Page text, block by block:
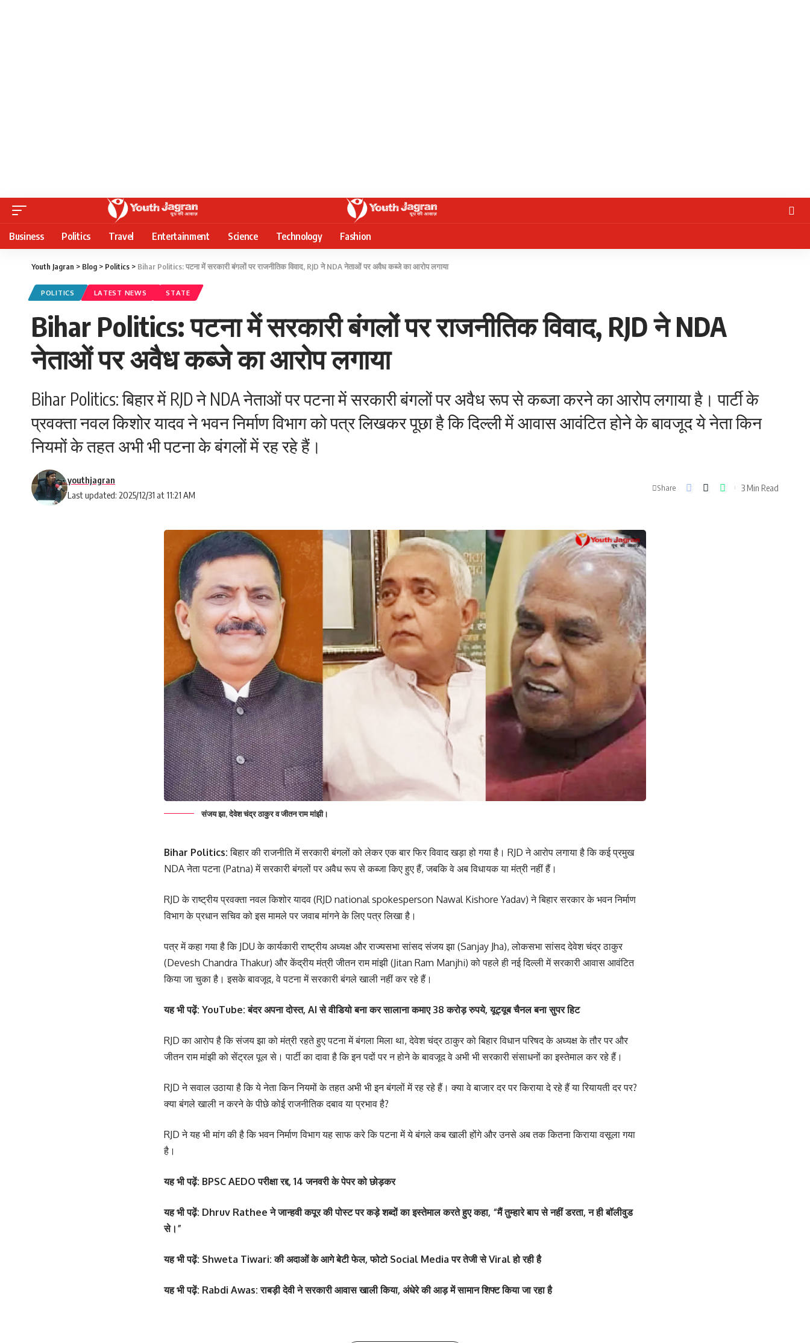
Business Politics Travel Entertainment Science Technology Fashion
Youth Jagran > Blog > Politics > Bihar Politics: पटना में सरकारी बंगलों पर राजनीतिक विवाद, RJD ने NDA नेताओं पर अवैध कब्जे का आरोप लगाया
POLITICS LATEST NEWS STATE
Bihar Politics: पटना में सरकारी बंगलों पर राजनीतिक विवाद, RJD ने NDA
नेताओं पर अवैध कब्जे का आरोप लगाया
Bihar Politics: बिहार में RJD ने NDA नेताओं पर पटना में सरकारी बंगलों पर अवैध रूप से कब्जा करने का आरोप लगाया है। पार्टी के
प्रवक्ता नवल किशोर यादव ने भवन निर्माण विभाग को पत्र लिखकर पूछा है कि दिल्ली में आवास आवंटित होने के बावजूद ये नेता किन
नियमों के तहत अभी भी पटना के बंगलों में रह रहे हैं।
Last updated: 2025/12/31 at 11:21 AM
youthjagran
Share 3 Min Read
संजय झा, देवेश चंद्र ठाकुर व जीतन राम मांझी।
Bihar Politics:बिहार की राजनीति में सरकारी बंगलों को लेकर एक बार फिर विवाद खड़ा हो गया है। RJD ने आरोप लगाया है कि कई प्रमुख
NDA नेता पटना (Patna) में सरकारी बंगलों पर अवैध रूप से कब्जा किए हुए हैं, जबकि वे अब विधायक या मंत्री नहीं हैं।
RJD के राष्ट्रीय प्रवक्ता नवल किशोर यादव (RJD national spokesperson Nawal Kishore Yadav) ने बिहार सरकार के भवन निर्माण
विभाग के प्रधान सचिव को इस मामले पर जवाब मांगने के लिए पत्र लिखा है।
पत्र में कहा गया है कि JDU के कार्यकारी राष्ट्रीय अध्यक्ष और राज्यसभा सांसद संजय झा (Sanjay Jha), लोकसभा सांसद देवेश चंद्र ठाकुर
(Devesh Chandra Thakur) और केंद्रीय मंत्री जीतन राम मांझी (Jitan Ram Manjhi) को पहले ही नई दिल्ली में सरकारी आवास आवंटित
किया जा चुका है। इसके बावजूद, वे पटना में सरकारी बंगले खाली नहीं कर रहे हैं।
यह भी पढ़ें: YouTube: बंदर अपना दोस्त, AI से वीडियो बना कर सालाना कमाए 38 करोड़ रुपये, यूट्यूब चैनल बना सुपर हिट
RJD का आरोप है कि संजय झा को मंत्री रहते हुए पटना में बंगला मिला था, देवेश चंद्र ठाकुर को बिहार विधान परिषद के अध्यक्ष के तौर पर और
जीतन राम मांझी को सेंट्रल पूल से। पार्टी का दावा है कि इन पदों पर न होने के बावजूद वे अभी भी सरकारी संसाधनों का इस्तेमाल कर रहे हैं।
RJD ने सवाल उठाया है कि ये नेता किन नियमों के तहत अभी भी इन बंगलों में रह रहे हैं। क्या वे बाजार दर पर किराया दे रहे हैं या रियायती दर पर?
क्या बंगले खाली न करने के पीछे कोई राजनीतिक दबाव या प्रभाव है?
RJD ने यह भी मांग की है कि भवन निर्माण विभाग यह साफ करे कि पटना में ये बंगले कब खाली होंगे और उनसे अब तक कितना किराया वसूला गया
है।
यह भी पढ़ें: BPSC AEDO परीक्षा रद्द, 14 जनवरी के पेपर को छोड़कर
यह भी पढ़ें: Dhruv Rathee ने जान्हवी कपूर की पोस्ट पर कड़े शब्दों का इस्तेमाल करते हुए कहा, “मैं तुम्हारे बाप से नहीं डरता, न ही बॉलीवुड
से।”
यह भी पढ़ें: Shweta Tiwari: की अदाओं के आगे बेटी फेल, फोटो Social Media पर तेजी से Viral हो रही है
यह भी पढ़ें: Rabdi Awas: राबड़ी देवी ने सरकारी आवास खाली किया, अंधेरे की आड़ में सामान शिफ्ट किया जा रहा है
सोनम कपूर ने शर्ट के बटन खोलकर बेबी बंप
फ्लॉन्ट किया
श्वेता तिवारी ने सोशल मीडिया पर फिर लगाई आग,
फोटो तेजी से Viral
Salman Khan की बर्थडे पार्टी में लगा सितारों का
मेला, धोनी हुए शामिल
श्वेता तिवारी ने सोशल मीडिया पर लगाई आग फोटो
वायरल